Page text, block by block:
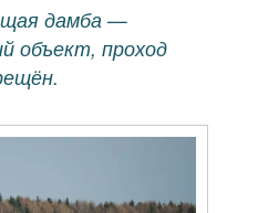
дамба —
объект, проход